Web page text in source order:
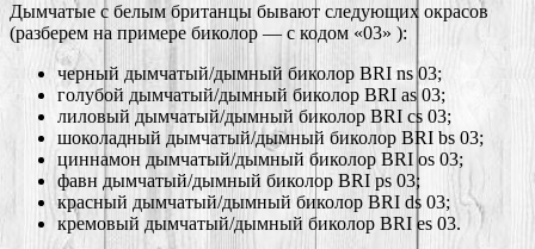
Дымчатые с белым британцы бывают следующих окрасов
(разберем на примере биколор — с кодом «03» ):
черный дымчатый/дымный биколор BRI ns 03;
голубой дымчатый/дымный биколор BRI as 03;
лиловый дымчатый/дымный биколор BRI cs 03;
шоколадный дымчатый/дымный биколор BRI bs 03;
циннамон дымчатый/дымный биколор BRI os 03;
фавн дымчатый/дымный биколор BRI ps 03;
красный дымчатый/дымный биколор BRI ds 03;
кремовый дымчатый/дымный биколор BRI es 03.